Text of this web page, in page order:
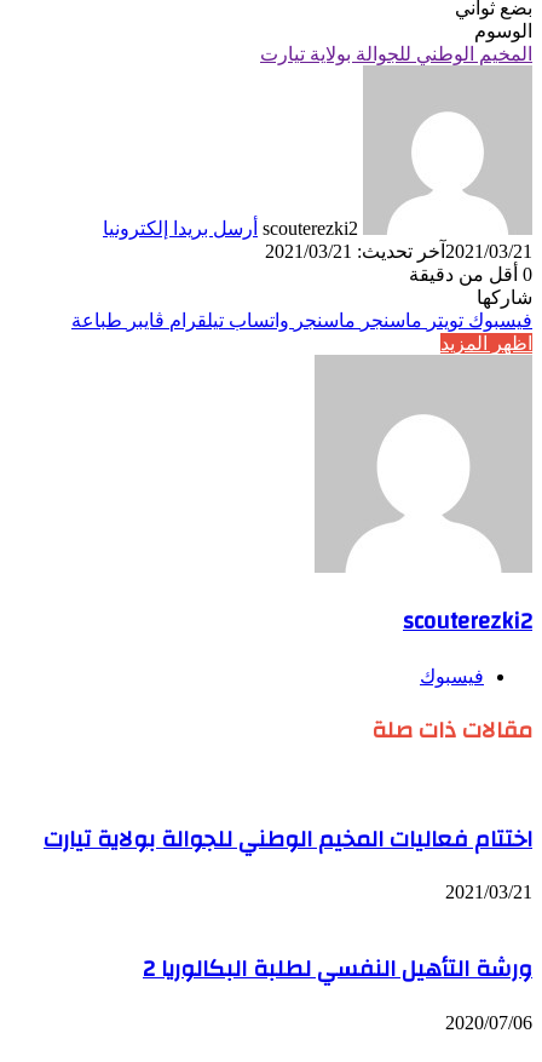
بضع ثواني
الوسوم
المخيم الوطني للجوالة بولاية تيارت
scouterezki2 أرسل بريدا إلكترونيا
2021/03/21 آخر تحديث: 2021/03/21
0 أقل من دقيقة
شاركها
فيسبوك تويتر ماسنجر ماسنجر واتساب تيلقرام ڤايبر طباعة
اظهر المزيد
scouterezki2
فيسبوك
مقالات ذات صلة
اختتام فعاليات المخيم الوطني للجوالة بولاية تيارت
2021/03/21
ورشة التأهيل النفسي لطلبة البكالوريا 2
2020/07/06